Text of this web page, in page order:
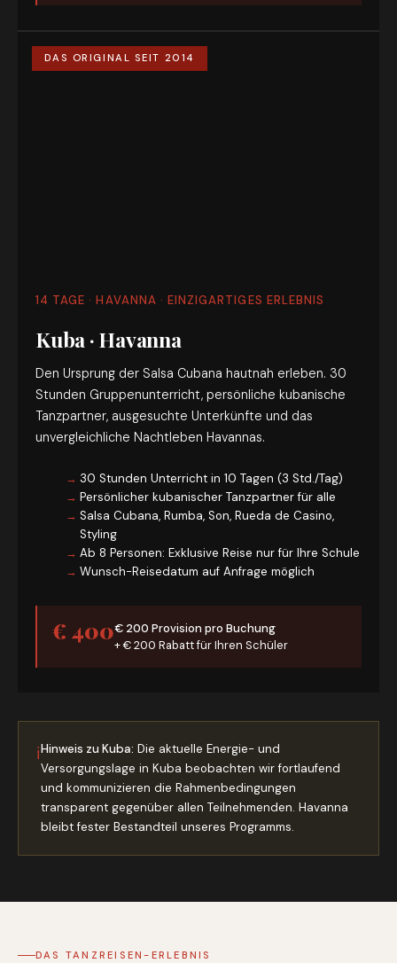
DAS ORIGINAL SEIT 2014
14 TAGE · HAVANNA · EINZIGARTIGES ERLEBNIS
Kuba · Havanna
Den Ursprung der Salsa Cubana hautnah erleben. 30
Stunden Gruppenunterricht, persönliche kubanische
Tanzpartner, ausgesuchte Unterkünfte und das
unvergleichliche Nachtleben Havannas.
30 Stunden Unterricht in 10 Tagen (3 Std./Tag)
Persönlicher kubanischer Tanzpartner für alle
Salsa Cubana, Rumba, Son, Rueda de Casino,
Styling
Ab 8 Personen: Exklusive Reise nur für Ihre Schule
Wunsch-Reisedatum auf Anfrage möglich
€ 400€ 200 Provision pro Buchung
+ € 200 Rabatt für Ihren Schüler
ℹHinweis zu Kuba: Die aktuelle Energie- und
Versorgungslage in Kuba beobachten wir fortlaufend
und kommunizieren die Rahmenbedingungen
transparent gegenüber allen Teilnehmenden. Havanna
bleibt fester Bestandteil unseres Programms.
DAS TANZREISEN-ERLEBNIS